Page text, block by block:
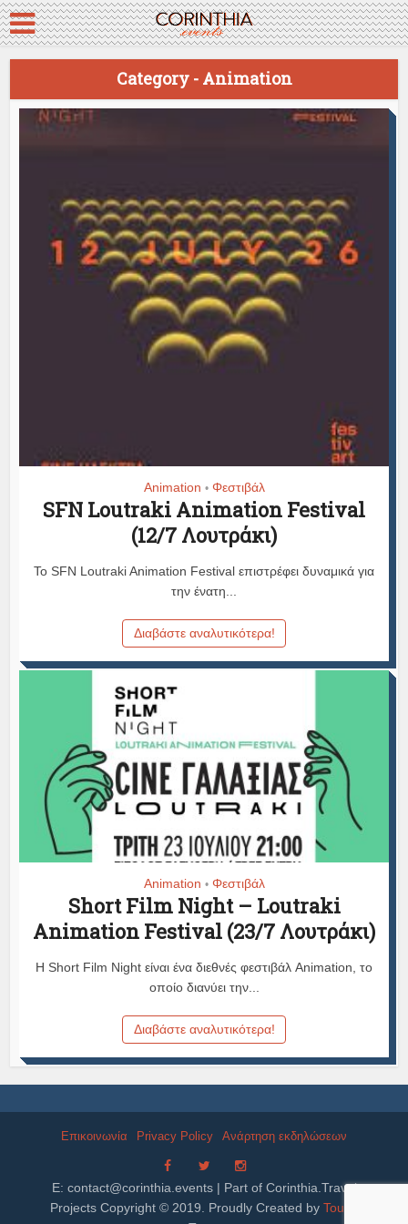
Category - Animation
Animation • Φεστιβάλ
SFN Loutraki Animation Festival
(12/7 Λουτράκι)
Το SFN Loutraki Animation Festival επιστρέφει δυναμικά για
την ένατη...
Διαβάστε αναλυτικότερα!
Animation • Φεστιβάλ
Short Film Night – Loutraki
Animation Festival (23/7 Λουτράκι)
Η Short Film Night είναι ένα διεθνές φεστιβάλ Animation, το
οποίο διανύει την...
Διαβάστε αναλυτικότερα!
Επικοινωνία Privacy Policy Ανάρτηση εκδηλώσεων
E: contact@corinthia.events| Part of Corinthia.Travel
Projects Copyright © 2019. Proudly Created by Tourix